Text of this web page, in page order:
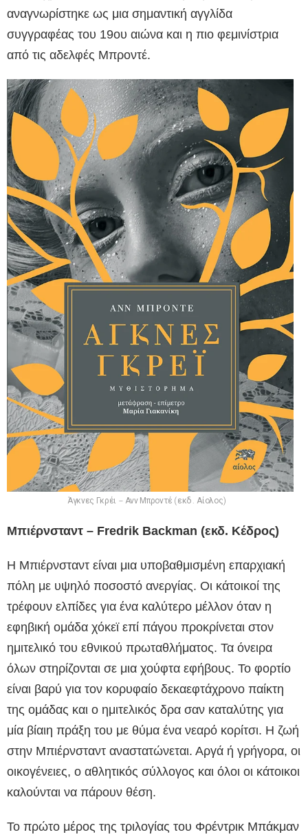
αναγνωρίστηκε ως μια σημαντική αγγλίδα
συγγραφέας του 19ου αιώνα και η πιο φεμινίστρια
από τις αδελφές Μπροντέ.
Άγκνες Γκρέι – Ανν Μπροντέ (εκδ. Αίολος)
Μπιέρνσταντ – Fredrik Backman (εκδ. Κέδρος)
Η Μπιέρνσταντ είναι μια υποβαθμισμένη επαρχιακή
πόλη με υψηλό ποσοστό ανεργίας. Οι κάτοικοί της
τρέφουν ελπίδες για ένα καλύτερο μέλλον όταν η
εφηβική ομάδα χόκεϊ επί πάγου προκρίνεται στον
ημιτελικό του εθνικού πρωταθλήματος. Τα όνειρα
όλων στηρίζονται σε μια χούφτα εφήβους. Το φορτίο
είναι βαρύ για τον κορυφαίο δεκαεφτάχρονο παίκτη
της ομάδας και ο ημιτελικός δρα σαν καταλύτης για
μία βίαιη πράξη του με θύμα ένα νεαρό κορίτσι. Η ζωή
στην Μπιέρνσταντ αναστατώνεται. Αργά ή γρήγορα, οι
οικογένειες, ο αθλητικός σύλλογος και όλοι οι κάτοικοι
καλούνται να πάρουν θέση.
Το πρώτο μέρος της τριλογίας του Φρέντρικ Μπάκμαν